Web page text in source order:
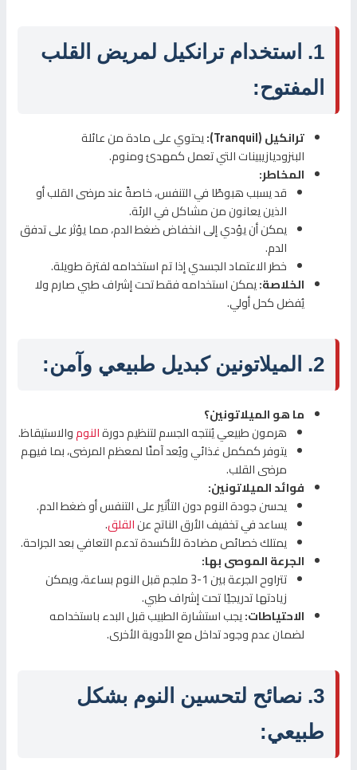
1. استخدام ترانكيل لمريض القلب
المفتوح:
ترانكيل (Tranquil):
يحتوي على مادة من عائلة
البنزوديازيبينات التي تعمل كمهدئ ومنوم.
المخاطر:
قد يسبب هبوطًا في التنفس، خاصةً عند مرضى القلب أو
الذين يعانون من مشاكل في الرئة.
يمكن أن يؤدي إلى انخفاض ضغط الدم، مما يؤثر على تدفق
الدم.
خطر الاعتماد الجسدي إذا تم استخدامه لفترة طويلة.
الخلاصة:يمكن استخدامه فقط تحت إشراف طبي صارم ولا
يُفضل كحل أولي.
2. الميلاتونين كبديل طبيعي وآمن:
ما هو الميلاتونين؟
هرمون طبيعي يُنتجه الجسم لتنظيم دورةالنوموالاستيقاظ.
يتوفر كمكمل غذائي ويُعد آمنًا لمعظم المرضى، بما فيهم
مرضى القلب.
فوائد الميلاتونين:
يحسن جودة النوم دون التأثير على التنفس أو ضغط الدم.
يساعد في تخفيف الأرق الناتج عنالقلق.
يمتلك خصائص مضادة للأكسدة تدعم التعافي بعد الجراحة.
الجرعة الموصى بها:
تتراوح الجرعة بين 1-3 ملجم قبل النوم بساعة، ويمكن
زيادتها تدريجيًا تحت إشراف طبي.
الاحتياطات:يجب استشارة الطبيب قبل البدء باستخدامه
لضمان عدم وجود تداخل مع الأدوية الأخرى.
3. نصائح لتحسين النوم بشكل
طبيعي: